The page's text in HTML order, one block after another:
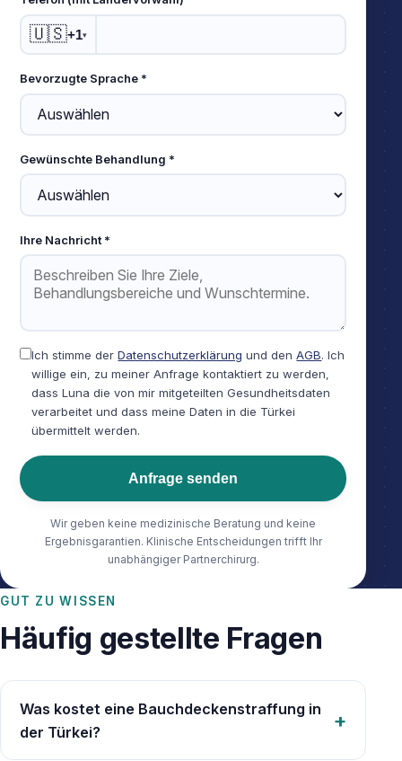
🇺🇸+1▾
Bevorzugte Sprache *
Gewünschte Behandlung *
Ihre Nachricht *
Ich stimme derDatenschutzerklärung und denAGB. Ich
willige ein, zu meiner Anfrage kontaktiert zu werden,
dass Luna die von mir mitgeteilten Gesundheitsdaten
verarbeitet und dass meine Daten in die Türkei
übermittelt werden.
Anfrage senden
Wir geben keine medizinische Beratung und keine
Ergebnisgarantien. Klinische Entscheidungen trifft Ihr
unabhängiger Partnerchirurg.
GUT ZU WISSEN
Häufig gestellte Fragen
Was kostet eine Bauchdeckenstraffung in
der Türkei?